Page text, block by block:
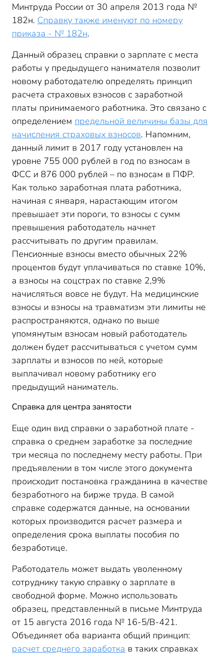
Минтруда России от 30 апреля 2013 года №
182н. Справку также именуют по номеру
приказа - № 182н.
Данный образец справки о зарплате с места
работы у предыдущего нанимателя позволит
новому работодателю определять принцип
расчета страховых взносов с заработной
платы принимаемого работника. Это связано с
определением предельной величины базы для
начисления страховых взносов. Напомним,
данный лимит в 2017 году установлен на
уровне 755 000 рублей в год по взносам в
ФСС и 876 000 рублей – по взносам в ПФР.
Как только заработная плата работника,
начиная с января, нарастающим итогом
превышает эти пороги, то взносы с сумм
превышения работодатель начнет
рассчитывать по другим правилам.
Пенсионные взносы вместо обычных 22%
процентов будут уплачиваться по ставке 10%,
а взносы на соцстрах по ставке 2,9%
начисляться вовсе не будут. На медицинские
взносы и взносы на травматизм эти лимиты не
распространяются, однако по выше
упомянутым взносам новый работодатель
должен будет рассчитываться с учетом сумм
зарплаты и взносов по ней, которые
выплачивал новому работнику его
предыдущий наниматель.
Справка для центра занятости
Еще один вид справки о заработной плате -
справка о среднем заработке за последние
три месяца по последнему месту работы. При
предъявлении в том числе этого документа
происходит постановка гражданина в качестве
безработного на бирже труда. В самой
справке содержатся данные, на основании
которых производится расчет размера и
определения срока выплаты пособия по
безработице.
Работодатель может выдать уволенному
сотруднику такую справку о зарплате в
свободной форме. Можно использовать
образец, представленный в письме Минтруда
от 15 августа 2016 года № 16-5/В-421.
Объединяет оба варианта общий принцип:
расчет среднего заработка в таких справках